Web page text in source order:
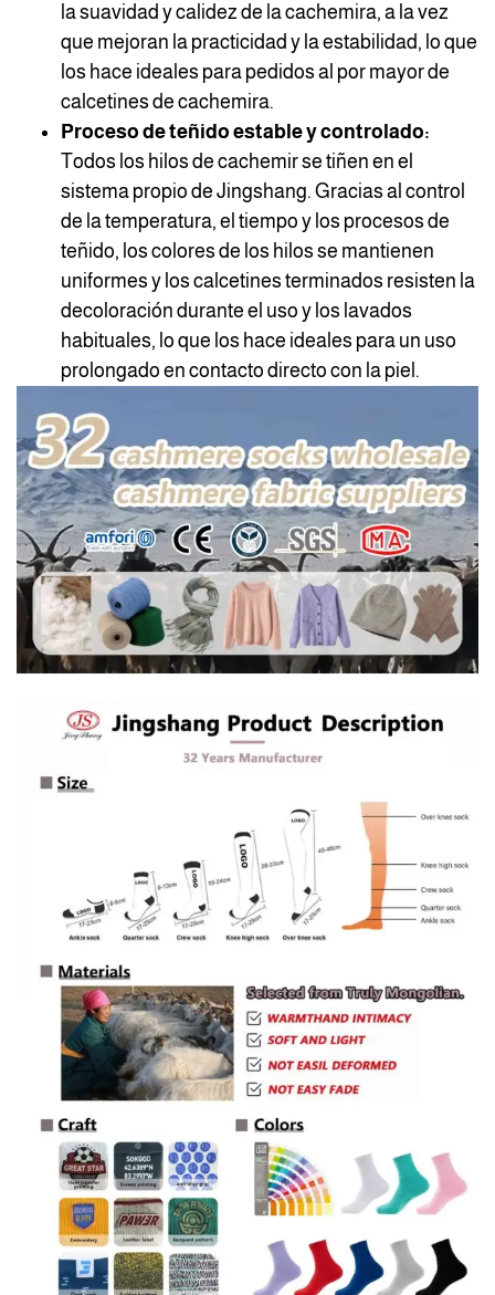
la suavidad y calidez de la cachemira, a la vez
que mejoran la practicidad y la estabilidad, lo que
los hace ideales para pedidos al por mayor de
calcetines de cachemira.
Proceso de teñido estable y controlado:
Todos los hilos de cachemir se tiñen en el
sistema propio de Jingshang. Gracias al control
de la temperatura, el tiempo y los procesos de
teñido, los colores de los hilos se mantienen
uniformes y los calcetines terminados resisten la
decoloración durante el uso y los lavados
habituales, lo que los hace ideales para un uso
prolongado en contacto directo con la piel.